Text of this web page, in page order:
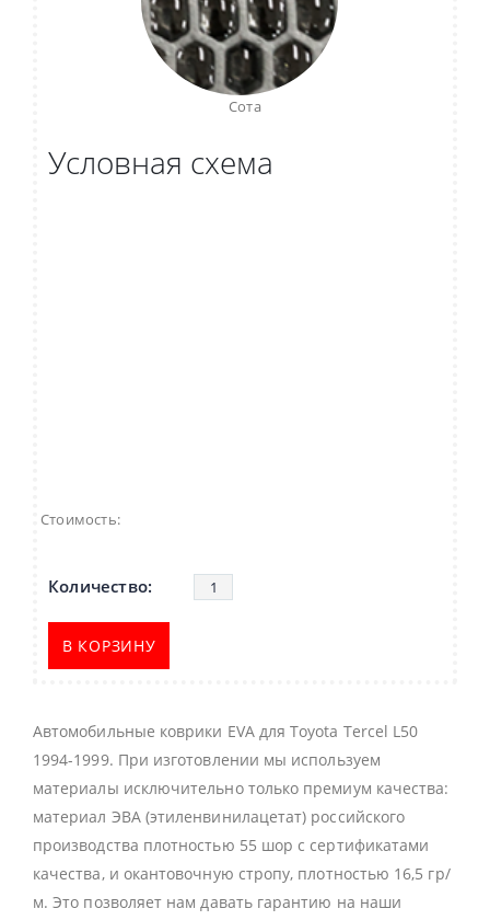
Сота
Условная схема
Стоимость:
В КОРЗИНУ
Автомобильные коврики EVA для Toyota Tercel L50
1994-1999. При изготовлении мы используем
материалы исключительно только премиум качества:
материал ЭВА (этиленвинилацетат) российского
производства плотностью 55 шор с сертификатами
качества, и окантовочную стропу, плотностью 16,5 гр/
м. Это позволяет нам давать гарантию на наши